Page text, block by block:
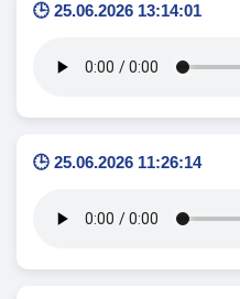
🕒 25.06.2026 13:14:01
🕒 25.06.2026 11:26:14